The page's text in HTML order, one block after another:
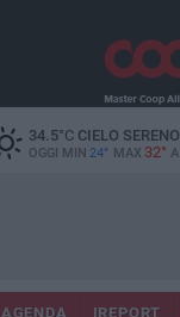
34.5°CCIELO SERENO
OGGI MIN 24° MAX 32° A
AGENDA IREPORT